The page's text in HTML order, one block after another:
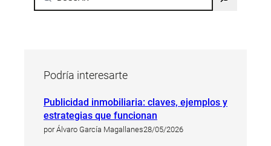
Podría interesarte
Publicidad inmobiliaria: claves, ejemplos y
estrategias que funcionan
por Álvaro García Magallanes28/05/2026